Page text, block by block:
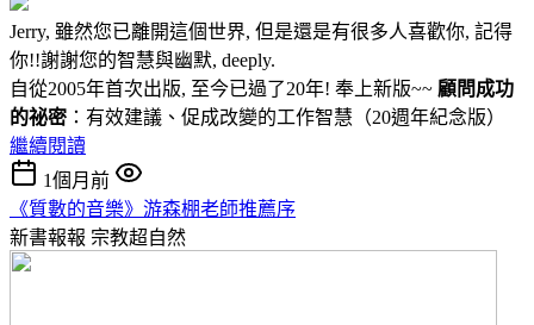
Jerry, 雖然您已離開這個世界, 但是還是有很多人喜歡你, 記得
你!!謝謝您的智慧與幽默, deeply.
自從2005年首次出版, 至今已過了20年! 奉上新版~~ 顧問成功
的祕密 ：有效建議、促成改變的工作智慧（20週年紀念版）
繼續閱讀
1個月前
《質數的音樂》游森棚老師推薦序
新書報報 宗教超自然